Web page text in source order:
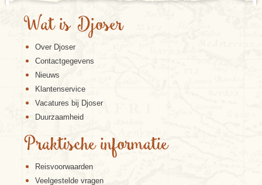
Wat is Djoser
Over Djoser
Contactgegevens
Nieuws
Klantenservice
Vacatures bij Djoser
Duurzaamheid
Praktische informatie
Reisvoorwaarden
Veelgestelde vragen